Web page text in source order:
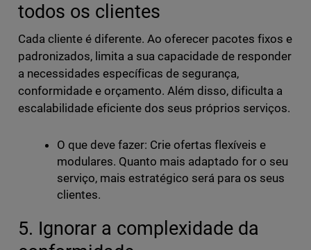
todos os clientes
Cada cliente é diferente. Ao oferecer pacotes fixos e
padronizados, limita a sua capacidade de responder
a necessidades específicas de segurança,
conformidade e orçamento. Além disso, dificulta a
escalabilidade eficiente dos seus próprios serviços.
O que deve fazer: Crie ofertas flexíveis e
modulares. Quanto mais adaptado for o seu
serviço, mais estratégico será para os seus
clientes.
5. Ignorar a complexidade da